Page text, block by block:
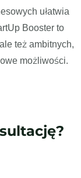
ułatwia
Booster to
też ambitnych,
możliwości.